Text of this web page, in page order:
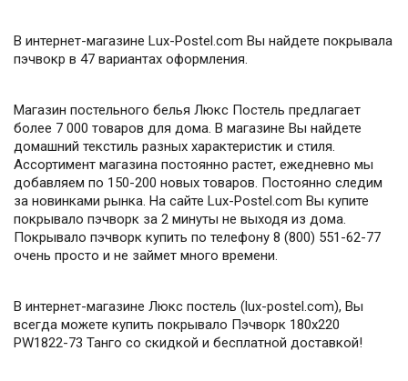
В интернет-магазине Lux-Postel.com Вы найдете покрывала
пэчвокр в 47 вариантах оформления.
Магазин постельного белья Люкс Постель предлагает
более 7 000 товаров для дома. В магазине Вы найдете
домашний текстиль разных характеристик и стиля.
Ассортимент магазина постоянно растет, ежедневно мы
добавляем по 150-200 новых товаров. Постоянно следим
за новинками рынка. На сайте Lux-Postel.com Вы купите
покрывало пэчворк за 2 минуты не выходя из дома.
Покрывало пэчворк купить по телефону 8 (800) 551-62-77
очень просто и не займет много времени.
В интернет-магазине Люкс постель (lux-postel.com), Вы
всегда можете купить покрывало Пэчворк 180х220
PW1822-73 Танго со скидкой и бесплатной доставкой!